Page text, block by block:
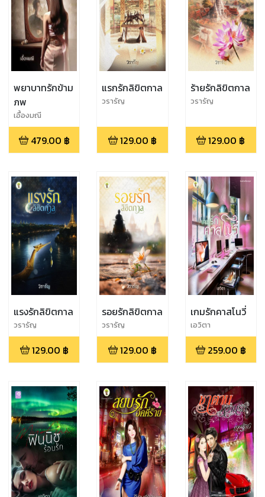
พยาบาทรักข้าม
ภพ
เอื้องมณี
479.00 ฿
แรกรักลิขิตกาล
วรารัญ
129.00 ฿
ร้ายรักลิขิตกาล
วรารัญ
129.00 ฿
แรงรักลิขิตกาล
วรารัญ
129.00 ฿
รอยรักลิขิตกาล
วรารัญ
129.00 ฿
เกมรักคาสโนวี่
เอวิตา
259.00 ฿